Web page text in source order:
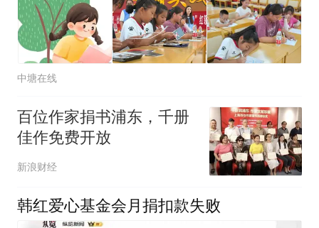
中塘在线
百位作家捐书浦东，千册
佳作免费开放
新浪财经
韩红爱心基金会月捐扣款失败